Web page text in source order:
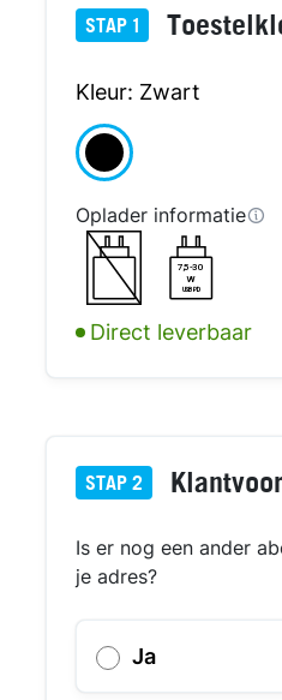
STAP 1
Kleur: Zwart
Oplader informatie
7,5-30
W
USB PD
Direct leverbaar
STAP 2
Is er nog een ander
je adres?
Ja